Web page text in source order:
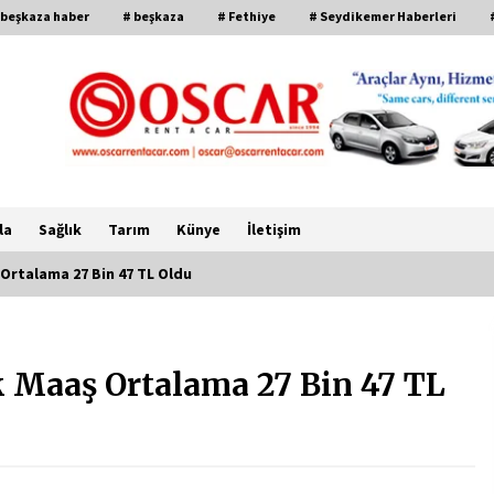
haber # beşkaza # Fethiye # Seydikemer Haberleri
Sağlık Tarım Künye İletişim
2 ay ago
27 Bin 47 TL Oldu
Ortalama 27 Bin 47 TL